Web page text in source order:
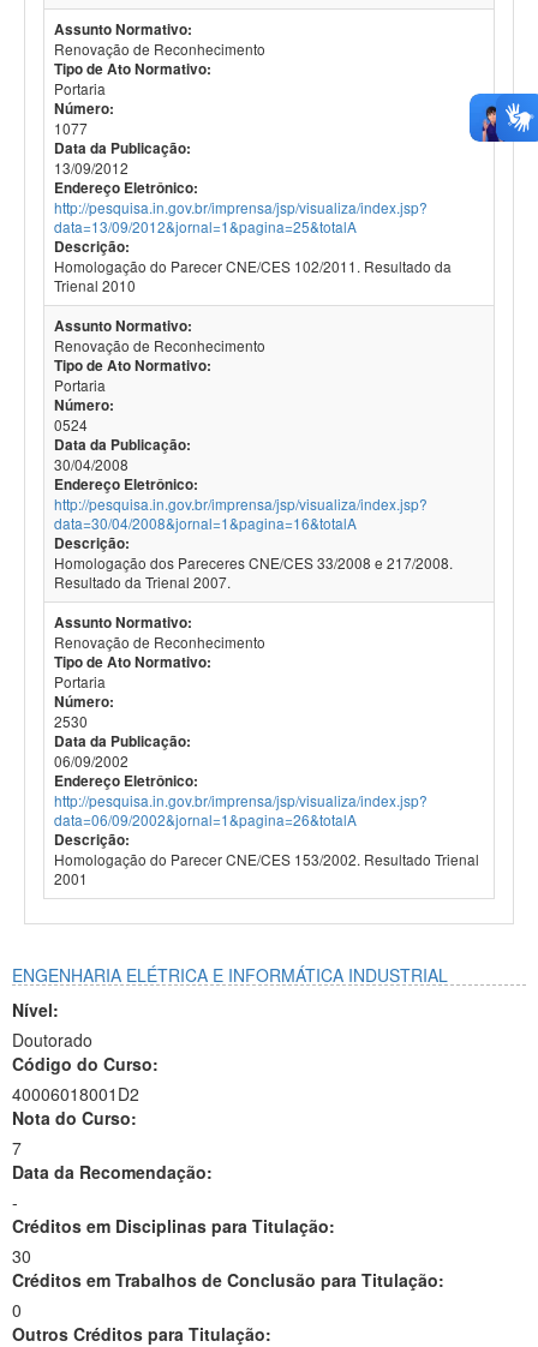
Assunto Normativo:
Renovação de Reconhecimento
Tipo de Ato Normativo:
Portaria
Número:
1077
Data da Publicação:
13/09/2012
Endereço Eletrônico:
http://pesquisa.in.gov.br/imprensa/jsp/visualiza/index.jsp?
data=13/09/2012&jornal=1&pagina=25&totalA
Descrição:
Homologação do Parecer CNE/CES 102/2011. Resultado da
Trienal 2010
Assunto Normativo:
Renovação de Reconhecimento
Tipo de Ato Normativo:
Portaria
Número:
0524
Data da Publicação:
30/04/2008
Endereço Eletrônico:
http://pesquisa.in.gov.br/imprensa/jsp/visualiza/index.jsp?
data=30/04/2008&jornal=1&pagina=16&totalA
Descrição:
Homologação dos Pareceres CNE/CES 33/2008 e 217/2008.
Resultado da Trienal 2007.
Assunto Normativo:
Renovação de Reconhecimento
Tipo de Ato Normativo:
Portaria
Número:
2530
Data da Publicação:
06/09/2002
Endereço Eletrônico:
http://pesquisa.in.gov.br/imprensa/jsp/visualiza/index.jsp?
data=06/09/2002&jornal=1&pagina=26&totalA
Descrição:
Homologação do Parecer CNE/CES 153/2002. Resultado Trienal
2001
ENGENHARIA ELÉTRICA E INFORMÁTICA INDUSTRIAL
Nível:
Doutorado
Código do Curso:
40006018001D2
Nota do Curso:
7
Data da Recomendação:
-
Créditos em Disciplinas para Titulação:
30
Créditos em Trabalhos de Conclusão para Titulação:
0
Outros Créditos para Titulação: